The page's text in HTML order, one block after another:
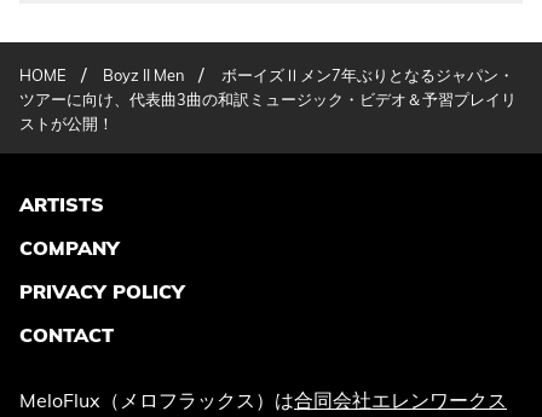
HOME / Boyz II Men /
ボーイズⅡメン7年ぶりとなるジャパン・
ツアーに向け、代表曲3曲の和訳ミュージック・ビデオ＆予習プレイリ
ストが公開！
ARTISTS
COMPANY
PRIVACY POLICY
CONTACT
MeloFlux（メロフラックス）は合同会社エレンワークス